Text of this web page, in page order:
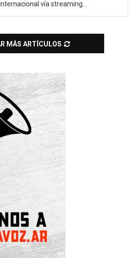
vía streaming...
MÁS ARTÍCULOS